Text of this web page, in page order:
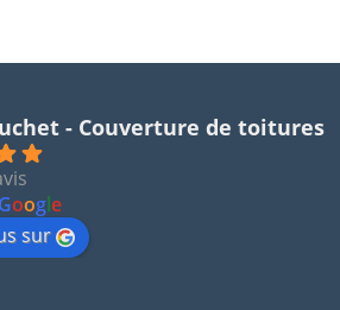
- Couverture de toitures
Google
sur